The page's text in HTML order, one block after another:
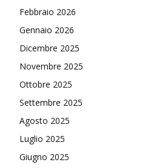
Febbraio 2026
Gennaio 2026
Dicembre 2025
Novembre 2025
Ottobre 2025
Settembre 2025
Agosto 2025
Luglio 2025
Giugno 2025